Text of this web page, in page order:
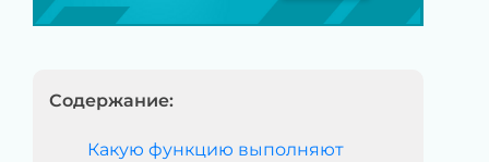
Содержание:
Какую функцию выполняют